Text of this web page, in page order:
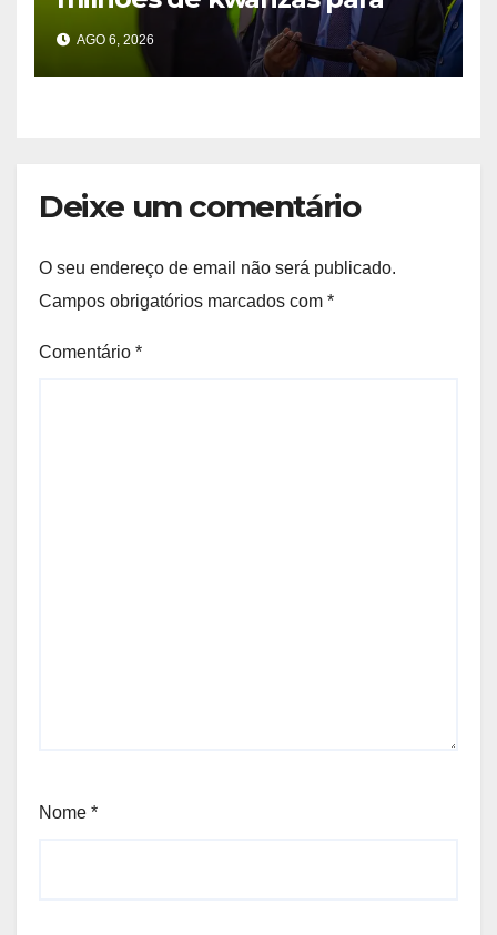
melhorar água em três
províncias
AGO 6, 2026
Deixe um comentário
O seu endereço de email não será publicado.
Campos obrigatórios marcados com *
Comentário *
Nome *